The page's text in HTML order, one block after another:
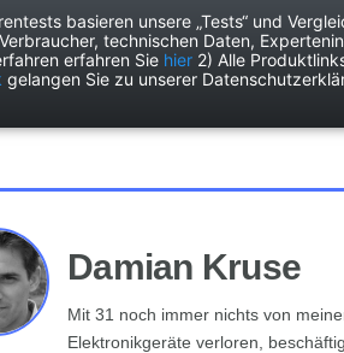
Heimwerken Services
Damian Kruse
Mit 31 noch immer nichts von
Elektronikgeräte verloren,
basieren unsere „Tests“ und
technischen Daten,
erfahren Sie hier 2) Alle
gelangen Sie zu unserer